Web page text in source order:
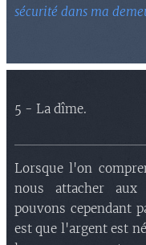
sécurité dans ma
5 - La dîme.
Lorsque l'on
nous attacher aux
pouvons cependant
est que l'argent est